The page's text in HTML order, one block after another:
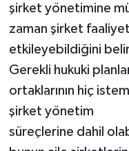
şirket yönetimine
zaman şirket
etkileyebildiğini
Gerekli hukuki
ortaklarının hiç
şirket yönetim
süreçlerine dahil